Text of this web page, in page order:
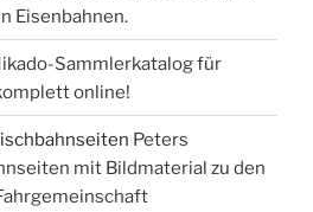
Eisenbahnen.
Sammlerkatalog für
online!
Peters
mit Bildmaterial zu den